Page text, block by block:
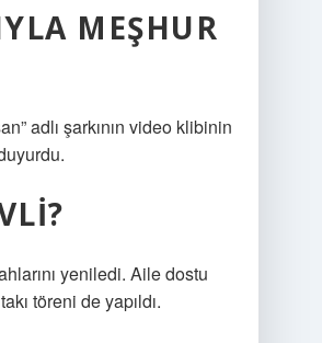
MEŞHUR
adlı şarkının video klibinin
yeniledi. Aile dostu
töreni de yapıldı.